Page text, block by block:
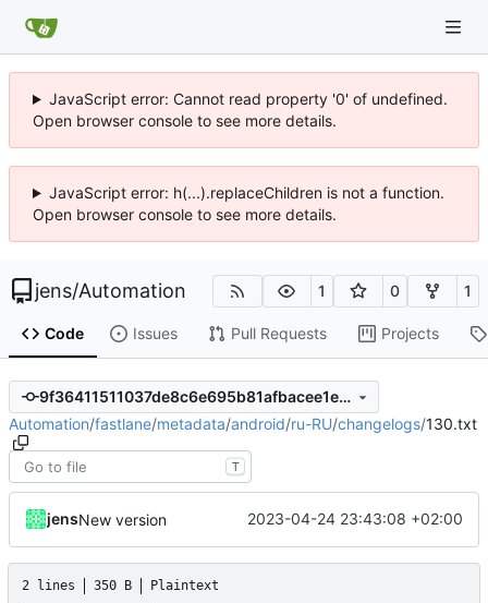
JavaScript error: Cannot read property '0' of undefined.
Open browser console to see more details.
JavaScript error: h(...).replaceChildren is not a function.
Open browser console to see more details.
jens/Automation 1 0 1
Code Issues Pull Requests Projects
9f36411511037de8c6e695b81afbacee1e9bdba6
Automation/fastlane/metadata/android/ru-RU/changelogs/130.txt
T
jensNew version 2023-04-24 23:43:08 +02:00
2 lines 350 B Plaintext